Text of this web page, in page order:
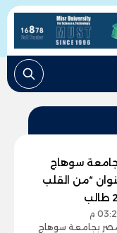
سوهاج
“من القلب
بجامعة سوهاج